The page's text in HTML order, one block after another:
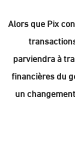
Alors que Pix
parviendra à
financières du
un